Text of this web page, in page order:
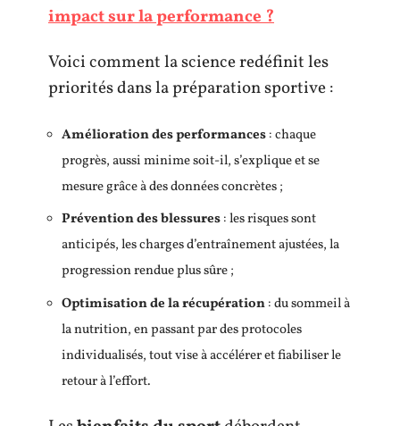
impact sur la performance ?
Voici comment la science redéfinit les
priorités dans la préparation sportive :
Amélioration des performances: chaque
progrès, aussi minime soit-il, s’explique et se
mesure grâce à des données concrètes ;
Prévention des blessures: les risques sont
anticipés, les charges d’entraînement ajustées, la
progression rendue plus sûre ;
Optimisation de la récupération: du sommeil à
la nutrition, en passant par des protocoles
individualisés, tout vise à accélérer et fiabiliser le
retour à l’effort.